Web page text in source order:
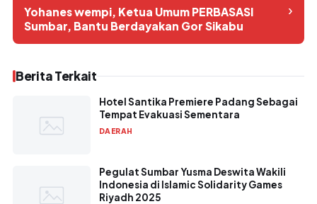
Yohanes wempi, Ketua Umum PERBASASI
Sumbar, Bantu Berdayakan Gor Sikabu
›
Berita Terkait
Hotel Santika Premiere Padang Sebagai
Tempat Evakuasi Sementara
DAERAH
Pegulat Sumbar Yusma Deswita Wakili
Indonesia di Islamic Solidarity Games
Riyadh 2025